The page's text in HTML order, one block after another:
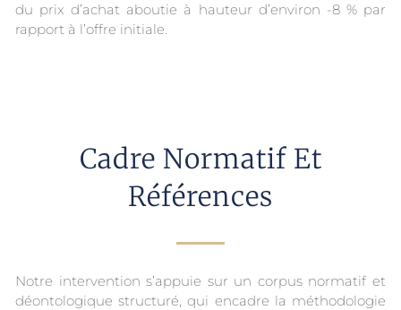
du prix d’achat aboutie à hauteur d’environ -8 % par
rapport à l’offre initiale.
Cadre Normatif Et
Références
Notre intervention s’appuie sur un corpus normatif et
déontologique structuré, qui encadre la méthodologie